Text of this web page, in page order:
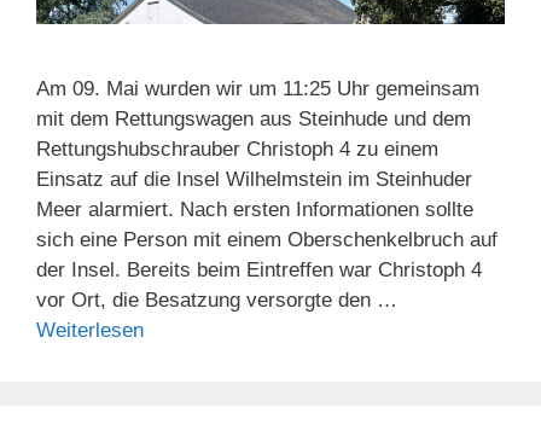
Am 09. Mai wurden wir um 11:25 Uhr gemeinsam
mit dem Rettungswagen aus Steinhude und dem
Rettungshubschrauber Christoph 4 zu einem
Einsatz auf die Insel Wilhelmstein im Steinhuder
Meer alarmiert. Nach ersten Informationen sollte
sich eine Person mit einem Oberschenkelbruch auf
der Insel. Bereits beim Eintreffen war Christoph 4
vor Ort, die Besatzung versorgte den …
Weiterlesen